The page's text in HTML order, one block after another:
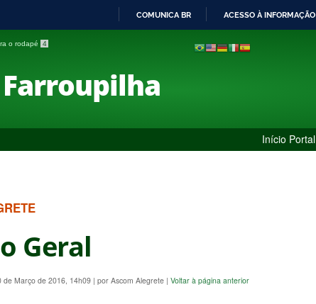
PARA
COMUNICA BR ACESSO À INFORMAÇÃO
o rodapé 4
Início Portal
Geral
de Março de 2016, 14h09 | por Ascom Alegrete | Voltar à página anterior